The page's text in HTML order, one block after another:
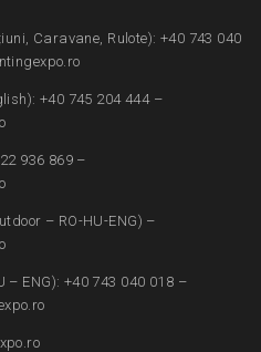
Caravane, Rulote): +40 743 040
+40 745 204 444 –
936 869 –
– RO-HU-ENG) –
– ENG): +40 743 040 018 –